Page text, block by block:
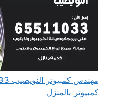
كمبيوتر بالمنزل